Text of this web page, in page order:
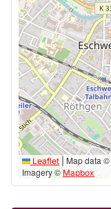
Leaflet Map data ©
Imagery © Mapbox